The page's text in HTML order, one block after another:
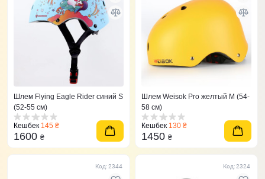
Шлем Flying Eagle Rider синий S
(52-55 cм)
Кешбек 145 ₴
1600 ₴
Шлем Weisok Pro желтый M (54-
58 см)
Кешбек 130 ₴
1450 ₴
Код: 2344 Код: 2324